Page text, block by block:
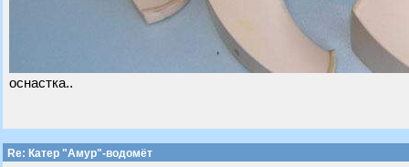
оснастка..
Re: Катер "Амур"-водомёт